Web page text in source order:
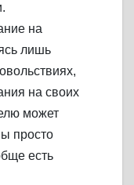
на
лишь
на своих
может
просто
есть